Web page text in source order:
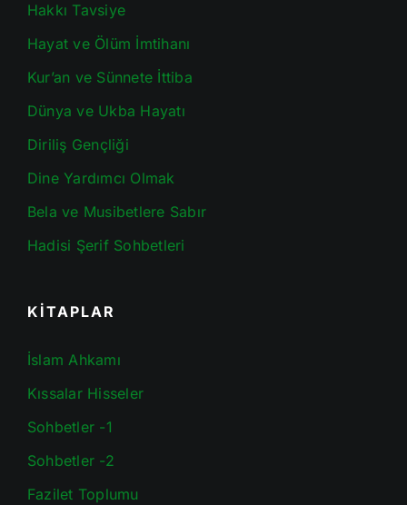
Hakkı Tavsiye
Hayat ve Ölüm İmtihanı
Kur’an ve Sünnete İttiba
Dünya ve Ukba Hayatı
Diriliş Gençliği
Dine Yardımcı Olmak
Bela ve Musibetlere Sabır
Hadisi Şerif Sohbetleri
KİTAPLAR
İslam Ahkamı
Kıssalar Hisseler
Sohbetler -1
Sohbetler -2
Fazilet Toplumu